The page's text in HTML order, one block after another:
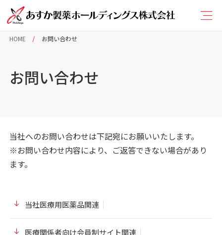
HOME お問い合わせ
お問い合わせ
当社へのお問い合わせは下記宛にお願いいたします。
※お問い合わせ内容により、ご返答できない場合があり
ます。
当社医療用医薬品関連
医療関係者向け会員制サイト関連